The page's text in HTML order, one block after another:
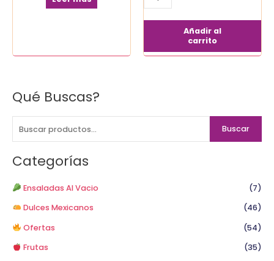
Qué Buscas?
B
c
a
p
:
Buscar
Categorías
Ensaladas Al Vacio
(7)
Dulces Mexicanos
(46)
Ofertas
(54)
Frutas
(35)
Añadir al
carrito